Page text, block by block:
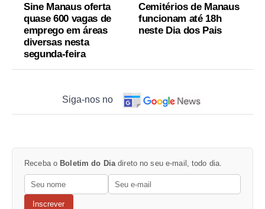
Sine Manaus oferta
quase 600 vagas de
emprego em áreas
diversas nesta
segunda-feira
Cemitérios de Manaus
funcionam até 18h
neste Dia dos Pais
Siga-nos no
Receba o Boletim do Dia direto no seu e-mail, todo dia.
Inscrever